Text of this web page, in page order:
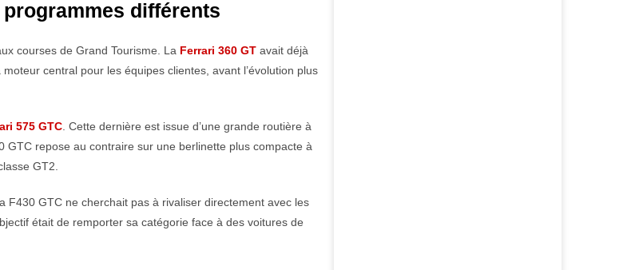
programmes différents
courses de Grand Tourisme. La Ferrari 360 GT avait déjà
central pour les équipes clientes, avant l’évolution plus
575 GTC. Cette dernière est issue d’une grande routière à
repose au contraire sur une berlinette plus compacte à
GT2.
GTC ne cherchait pas à rivaliser directement avec les
était de remporter sa catégorie face à des voitures de